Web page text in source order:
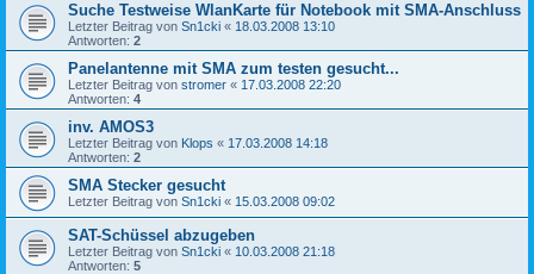
Suche Testweise WlanKarte für Notebook mit SMA-Anschluss
Letzter Beitrag von Sn1cki « 18.03.2008 13:10
Antworten: 2
Panelantenne mit SMA zum testen gesucht...
Letzter Beitrag von stromer « 17.03.2008 22:20
Antworten: 4
inv. AMOS3
Letzter Beitrag von Klops « 17.03.2008 14:18
Antworten: 2
SMA Stecker gesucht
Letzter Beitrag von Sn1cki « 15.03.2008 09:02
SAT-Schüssel abzugeben
Letzter Beitrag von Sn1cki « 10.03.2008 21:18
Antworten: 5